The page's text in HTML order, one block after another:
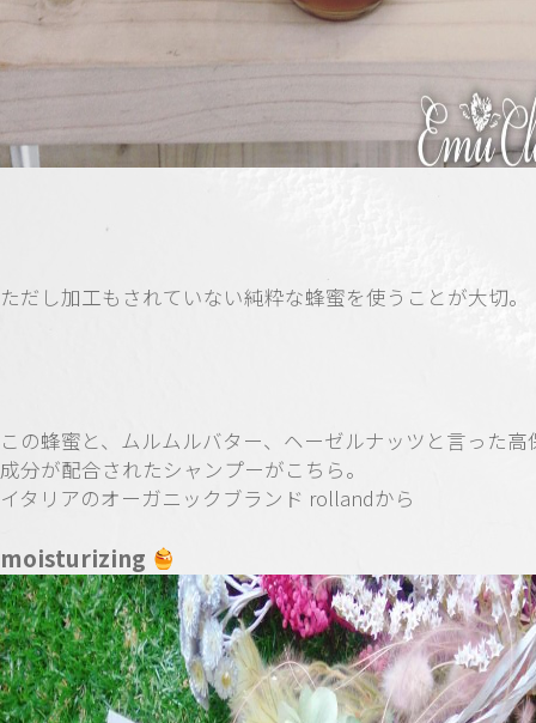
ただし加工もされていない純粋な蜂蜜を使うことが大切。
この蜂蜜と、ムルムルバター、ヘーゼルナッツと言った高
成分が配合されたシャンプーがこちら。
イタリアのオーガニックブランド rollandから
moisturizing